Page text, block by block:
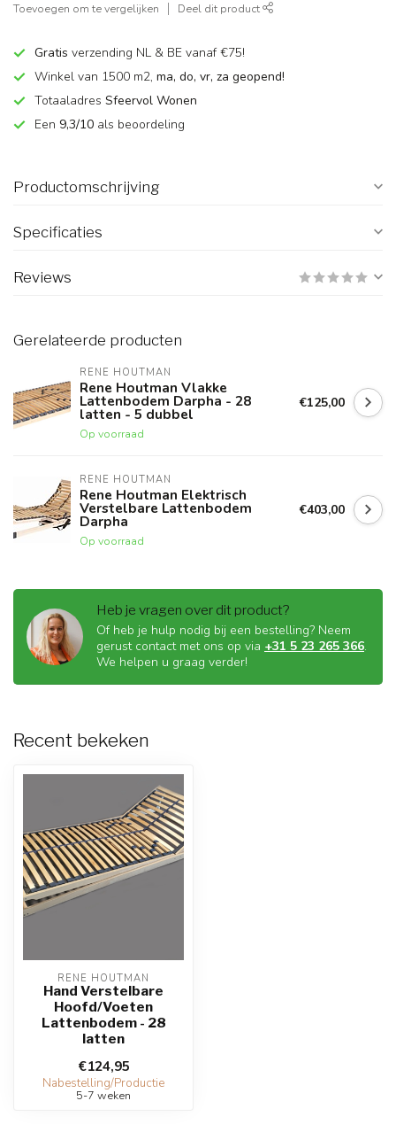
Toevoegen om te vergelijken Deel dit product
Gratis verzending NL & BE vanaf €75!
Winkel van 1500 m2, ma, do, vr, za geopend!
Totaaladres Sfeervol Wonen
Een 9,3/10 als beoordeling
Productomschrijving
Specificaties
Reviews
Gerelateerde producten
RENE HOUTMAN
Rene Houtman Vlakke
Lattenbodem Darpha - 28
latten - 5 dubbel
Op voorraad
€125,00
RENE HOUTMAN
Rene Houtman Elektrisch
Verstelbare Lattenbodem
Darpha
Op voorraad
€403,00
Heb je vragen over dit product?
Of heb je hulp nodig bij een bestelling? Neem
gerust contact met ons op via +31 5 23 265 366.
We helpen u graag verder!
Recent bekeken
RENE HOUTMAN
Hand Verstelbare
Hoofd/Voeten
Lattenbodem - 28
latten
€124,95
Nabestelling/Productie
5-7 weken